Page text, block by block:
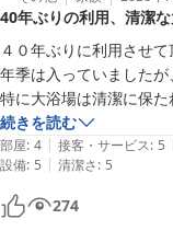
ームサービスも承って
お客様からいただい
きましては、今後のサ
す。
施設は年数を重ねてお
けたことは大きな励み
次回お越しいただいた
だけるよう、より一層
またのお越しを心より
40年ぶりの利用、清潔
４０年ぶりに利用させて
年季は入っていましたが
特に大浴場は清潔に保
ました。
お部屋も車椅子の対応
朝食付きで利用しました
天晴れでした。また機
続きを読む
部屋: 4 | 接客・サービス: 5
設備: 5 | 清潔さ: 5
274